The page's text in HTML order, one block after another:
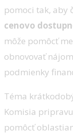
pomoci tak, aby
cenovo
môže pomôcť
obnovovať
podmienky
Téma
Komisia
pomôcť